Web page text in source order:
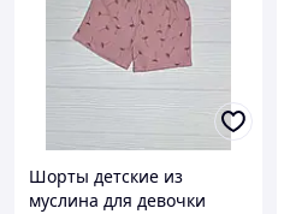
Шорты детские из
муслина для девочки